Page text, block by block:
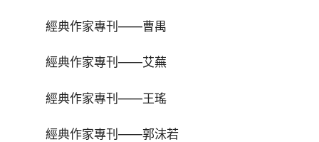
經典作家專刊——曹禺
經典作家專刊——艾蕪
經典作家專刊——王瑤
經典作家專刊——郭沫若